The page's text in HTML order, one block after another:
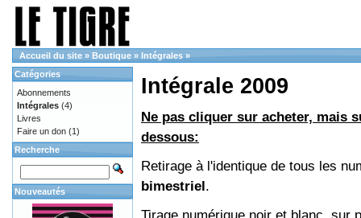
Accueil du site » Boutique » Intégrales »
Intégrale 2009
Ne pas cliquer sur acheter, mais
dessous:
Retirage à l'identique de tous les
bimestriel.
Catégories
Abonnements
Intégrales (4)
Livres
Faire un don (1)
Recherche
Nouveautés